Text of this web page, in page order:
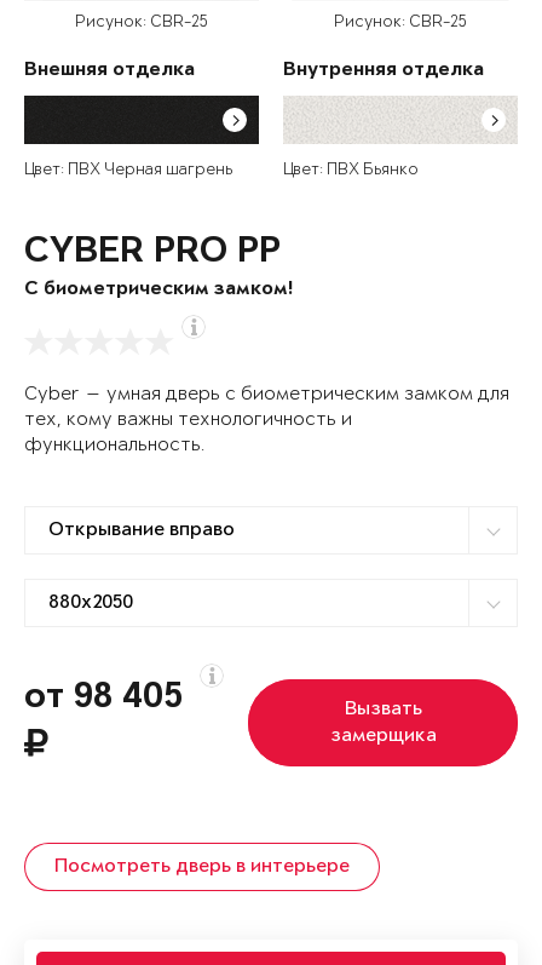
Рисунок: CBR-25
Внешняя отделка
Цвет: ПВХ Черная шагрень
Рисунок: CBR-25
Внутренняя отделка
Цвет: ПВХ Бьянко
CYBER PRO PP
С биометрическим замком!
Cyber — умная дверь с биометрическим замком для
тех, кому важны технологичность и
функциональность.
от 98 405
Вызвать
замерщика
Посмотреть дверь в интерьере